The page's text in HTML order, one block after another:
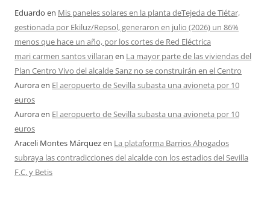
Eduardo en Mis paneles solares en la planta deTejeda de Tiétar,
gestionada por Ekiluz/Repsol, generaron en julio (2026) un 86%
menos que hace un año, por los cortes de Red Eléctrica
mari carmen santos villaran en La mayor parte de las viviendas del
Plan Centro Vivo del alcalde Sanz no se construirán en el Centro
Auroraen El aeropuerto de Sevilla subasta una avioneta por 10
euros
Auroraen El aeropuerto de Sevilla subasta una avioneta por 10
euros
Araceli Montes Márquezen La plataforma Barrios Ahogados
subraya las contradicciones del alcalde con los estadios del Sevilla
F.C. y Betis